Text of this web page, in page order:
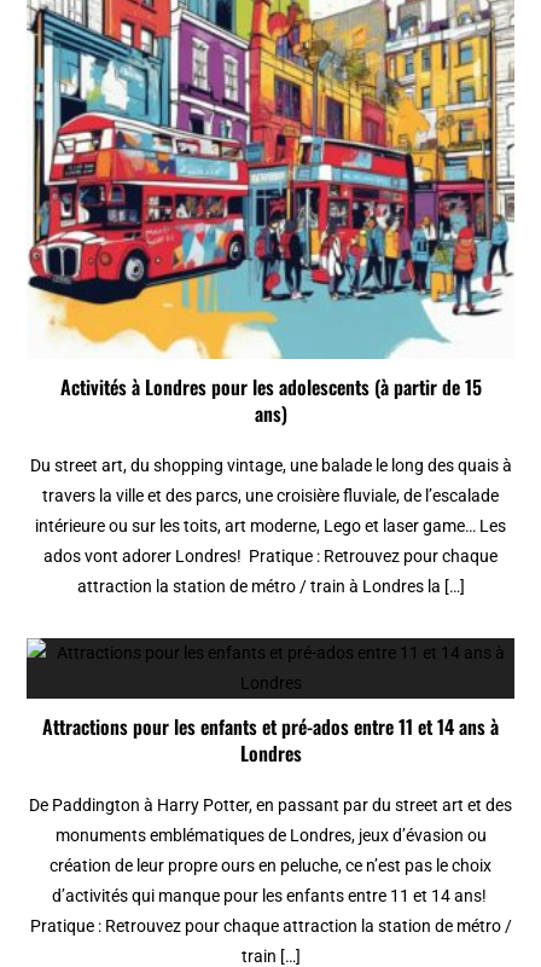
Activités à Londres pour les adolescents (à partir de 15
ans)
Du street art, du shopping vintage, une balade le long des quais à
travers la ville et des parcs, une croisière fluviale, de l’escalade
intérieure ou sur les toits, art moderne, Lego et laser game… Les
ados vont adorer Londres! Pratique : Retrouvez pour chaque
attraction la station de métro / train à Londres la […]
Attractions pour les enfants et pré-ados entre 11 et 14 ans à
Londres
De Paddington à Harry Potter, en passant par du street art et des
monuments emblématiques de Londres, jeux d’évasion ou
création de leur propre ours en peluche, ce n’est pas le choix
d’activités qui manque pour les enfants entre 11 et 14 ans!
Pratique : Retrouvez pour chaque attraction la station de métro /
train […]